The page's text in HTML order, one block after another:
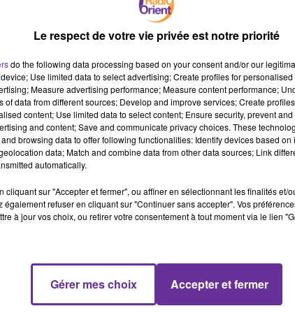
finale, ont annoncé mercredi les Nations unies après
participants "ont exprimé leur optimisme de voir ce
à conclure le plus rapidement possible, "avec pour
de la Mission des Nations unies pour la Libye
Bernardino Leon, les parties ont également noté "la
sécurité" entre les représentants des diverses milices "en
communiqué. La Libye est en proie au chaos depuis la
entre groupes armés rivaux, deux gouvernements et
du groupe jihadiste Etat islamique (EI). Le
des dernières législatives, ont dû fuir vers l'est du pays
milices Fajr Libya. Un gouvernement parallèle, non
précédent (Congrès général national, CGN) y a été
avec les deux parties en vue d'obtenir un accord pour
du Parlement reconnu par la communauté internationale
mais pas ceux du CGN. Ces derniers avaient argué que
"C'est la première fois que le CGN participe à la
Le respect de votre vie privée est notre priorité
do the following data processing based on your consent and/or our
Use limited data to select advertising; Create profiles for
Measure advertising performance; Measure content performance;
of data from different sources; Develop and improve services; Create
content; Use limited data to select content; Ensure security, prevent
and content; Save and communicate privacy choices. These
browsing data to offer following functionalities: Identify devices based
data; Match and combine data from other data sources; Link
automatically.
cliquant sur "Accepter et fermer", ou affiner en sélectionnant les finalités et/
également refuser en cliquant sur "Continuer sans accepter". Vos
à jour vos choix, ou retirer votre consentement à tout moment via le lien
Gérer mes choix Accepter et fermer